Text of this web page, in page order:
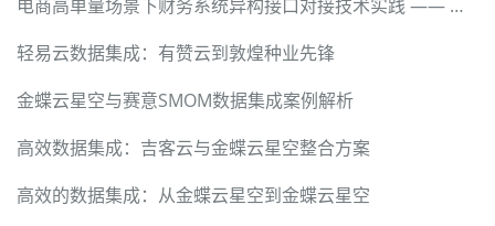
电商高单量场景下财务系统异构接口对接技术实践 —— 基于轻易云数据集成平台的全链路解决方案
轻易云数据集成：有赞云到敦煌种业先锋
金蝶云星空与赛意SMOM数据集成案例解析
高效数据集成：吉客云与金蝶云星空整合方案
高效的数据集成：从金蝶云星空到金蝶云星空